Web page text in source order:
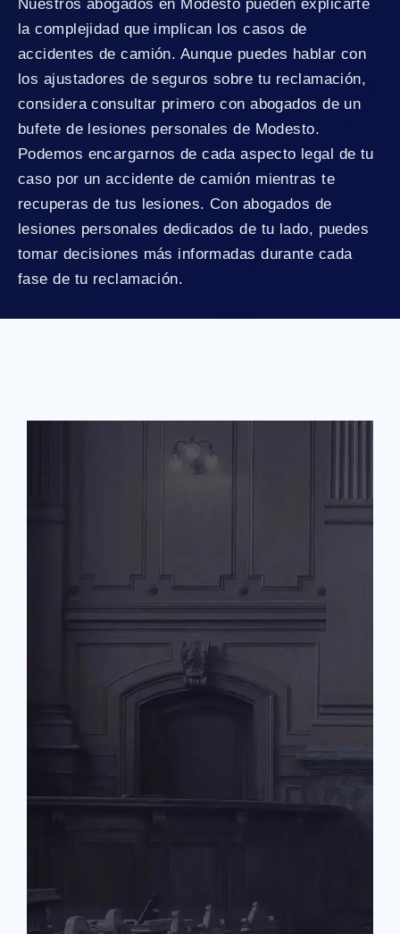
Nuestros abogados en Modesto pueden explicarte
la complejidad que implican los casos de
accidentes de camión. Aunque puedes hablar con
los ajustadores de seguros sobre tu reclamación,
considera consultar primero con abogados de un
bufete de lesiones personales de Modesto.
Podemos encargarnos de cada aspecto legal de tu
caso por un accidente de camión mientras te
recuperas de tus lesiones. Con abogados de
lesiones personales dedicados de tu lado, puedes
tomar decisiones más informadas durante cada
fase de tu reclamación.